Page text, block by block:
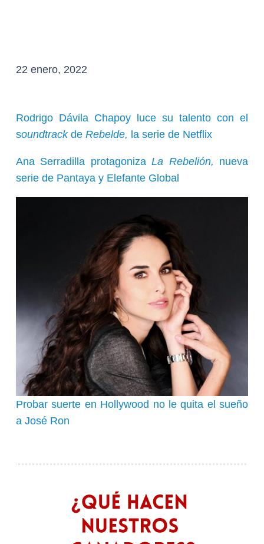
22 enero, 2022
Rodrigo Dávila Chapoy luce su talento con el
soundtrack de Rebelde, la serie de Netflix
Ana Serradilla protagonizaLa Rebelión, nueva
serie de Pantaya y Elefante Global
Probar suerte en Hollywood no le quita el sueño
a José Ron